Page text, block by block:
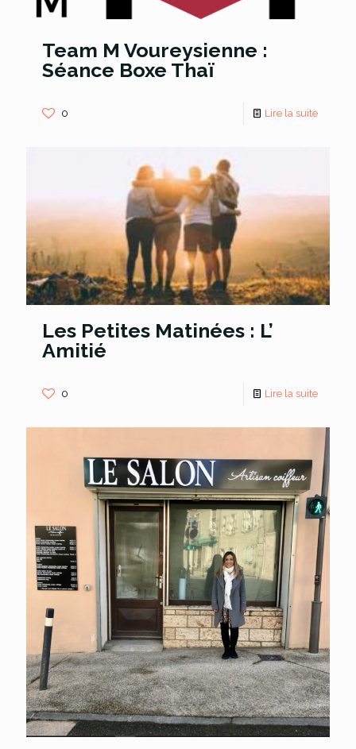
Team M Voureysienne :
Séance Boxe Thaï
0 Lire la suite
Les Petites Matinées : L’
Amitié
0 Lire la suite